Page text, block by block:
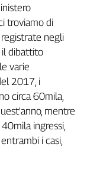
troviamo di
negli
il dibattito
varie
2017, i
circa 60mila,
mentre
ingressi,
i casi,